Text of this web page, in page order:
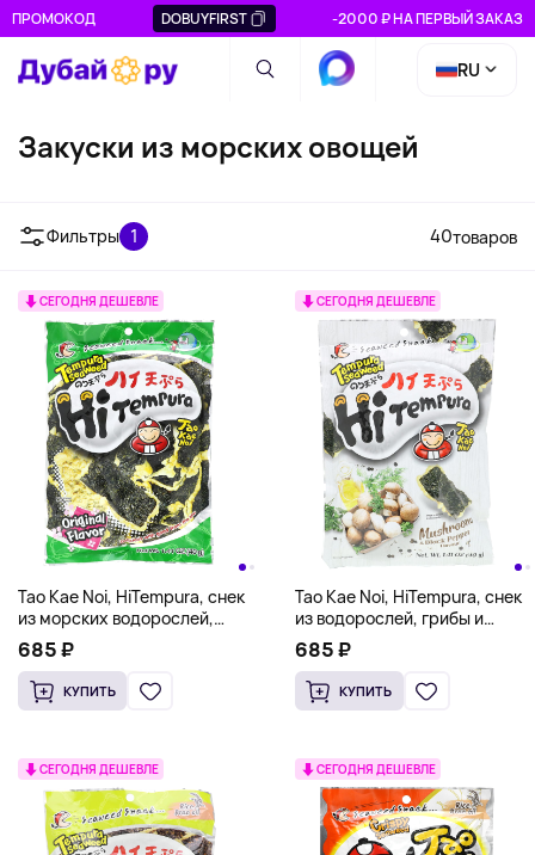
ПРОМОКОД DOBUYFIRST -2000 ₽ НА ПЕРВЫЙ ЗАКАЗ
RU
Закуски из морских овощей
Фильтры 1 40товаров
СЕГОДНЯ ДЕШЕВЛЕ
Tao Kae Noi, HiTempura, снек
из морских водорослей,
оригинальный, 40 г (1,41
унции)
685 ₽
КУПИТЬ
СЕГОДНЯ ДЕШЕВЛЕ
Tao Kae Noi, HiTempura, снек
из водорослей, грибы и
черный перец, 40 г (1,41
унции)
685 ₽
КУПИТЬ
СЕГОДНЯ ДЕШЕВЛЕ СЕГОДНЯ ДЕШЕВЛЕ